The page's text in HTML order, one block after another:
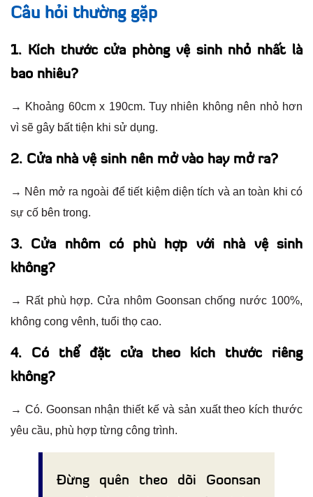
Câu hỏi thường gặp
1. Kích thước cửa phòng vệ sinh nhỏ nhất là
bao nhiêu?
→ Khoảng 60cm x 190cm. Tuy nhiên không nên nhỏ hơn
vì sẽ gây bất tiện khi sử dụng.
2. Cửa nhà vệ sinh nên mở vào hay mở ra?
→ Nên mở ra ngoài để tiết kiệm diện tích và an toàn khi có
sự cố bên trong.
3. Cửa nhôm có phù hợp với nhà vệ sinh
không?
→ Rất phù hợp. Cửa nhôm Goonsan chống nước 100%,
không cong vênh, tuổi thọ cao.
4. Có thể đặt cửa theo kích thước riêng
không?
→ Có. Goonsan nhận thiết kế và sản xuất theo kích thước
yêu cầu, phù hợp từng công trình.
Đừng quên theo dõi Goonsan